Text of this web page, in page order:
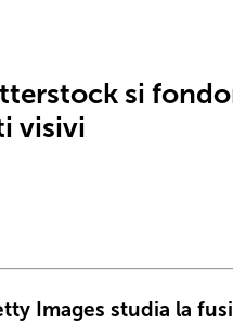
si
visivi
Images studia la